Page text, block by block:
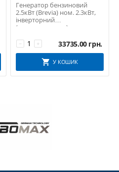
Генератор бензиновий
2.5кВт (Brevia) ном. 2.3кВт,
інверторний
(електростартер)
+
− 33735.00 грн.
У КОШИК